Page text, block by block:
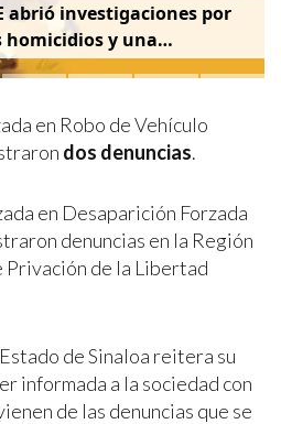
abrió investigaciones por
homicidios y una
el 7 de agosto
en Robo de Vehículo
dos denuncias.
en Desaparición Forzada
denuncias en la Región
de la Libertad
de Sinaloa reitera su
informada a la sociedad con
de las denuncias que se